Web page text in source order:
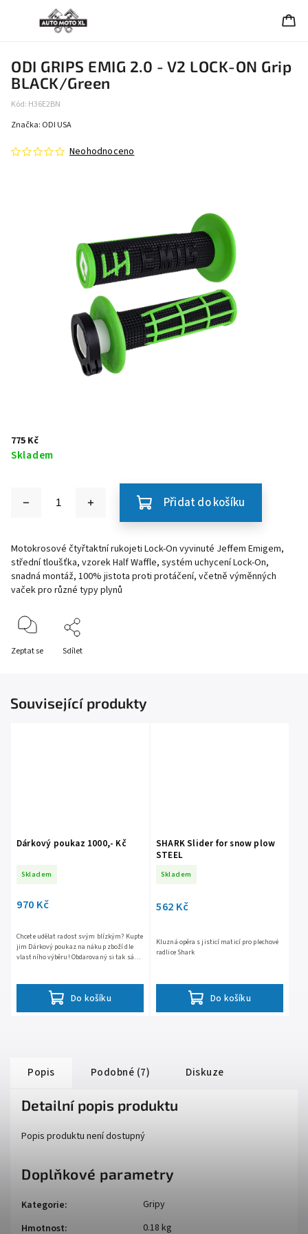
ODI GRIPS EMIG 2.0 - V2 LOCK-ON Grip
BLACK/Green
Kód: H36E2BN
Neohodnoceno
Značka: ODI USA
775 Kč
Skladem
Přidat do košíku
Motokrosové čtyřtaktní rukojeti Lock-On vyvinuté Jeffem Emigem,
střední tloušťka, vzorek Half Waffle, systém uchycení Lock-On,
snadná montáž, 100% jistota proti protáčení, včetně výměnných
vaček pro různé typy plynů
Zeptat se Sdílet
Související produkty
Dárkový poukaz 1000,- Kč
Skladem
970 Kč
Do košíku
Chcete udělat radost svým blízkým? Kupte
jim Dárkový poukaz na nákup zboží dle
vlastního výběru! Obdarovaný si tak sám
SHARK Slider for snow plow
STEEL
Skladem
562 Kč
Do košíku
Kluzná opěra s jisticí maticí pro plechové
radlice Shark
Popis Podobné (7) Diskuze
Detailní popis produktu
Popis produktu není dostupný
Doplňkové parametry
Kategorie:
Gripy
Hmotnost: 0.18 kg